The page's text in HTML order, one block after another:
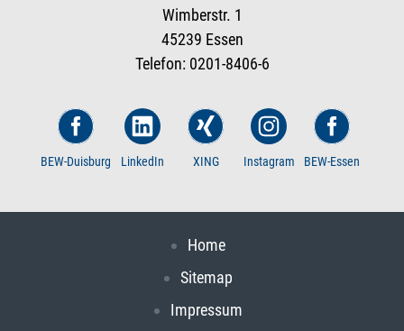
Wimberstr. 1
45239 Essen
Telefon: 0201-8406-6
BEW-Duisburg LinkedIn XING Instagram BEW-Essen
Home
Sitemap
Impressum